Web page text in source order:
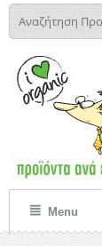
Menu